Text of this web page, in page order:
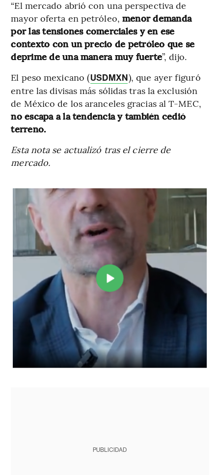
“El mercado abrió con una perspectiva de
mayor oferta en petróleo, menor demanda
por las tensiones comerciales y en ese
contexto con un precio de petróleo que se
deprime de una manera muy fuerte”, dijo.
El peso mexicano (USDMXN), que ayer figuró
entre las divisas más sólidas tras la exclusión
de México de los aranceles gracias al T-MEC,
no escapa a la tendencia y también cedió
terreno.
Esta nota se actualizó tras el cierre de
mercado.
PUBLICIDAD